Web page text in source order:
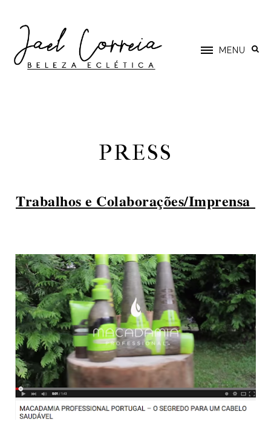
MENU
PRESS
Trabalhos e Colaborações/Imprensa